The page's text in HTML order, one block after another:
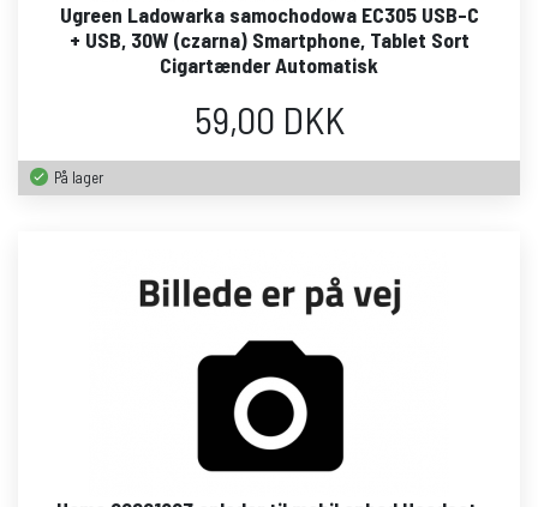
Ugreen Ladowarka samochodowa EC305 USB-C
+ USB, 30W (czarna) Smartphone, Tablet Sort
Cigartænder Automatisk
59,00 DKK
På lager